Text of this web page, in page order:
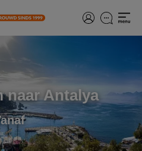
naar Antalya